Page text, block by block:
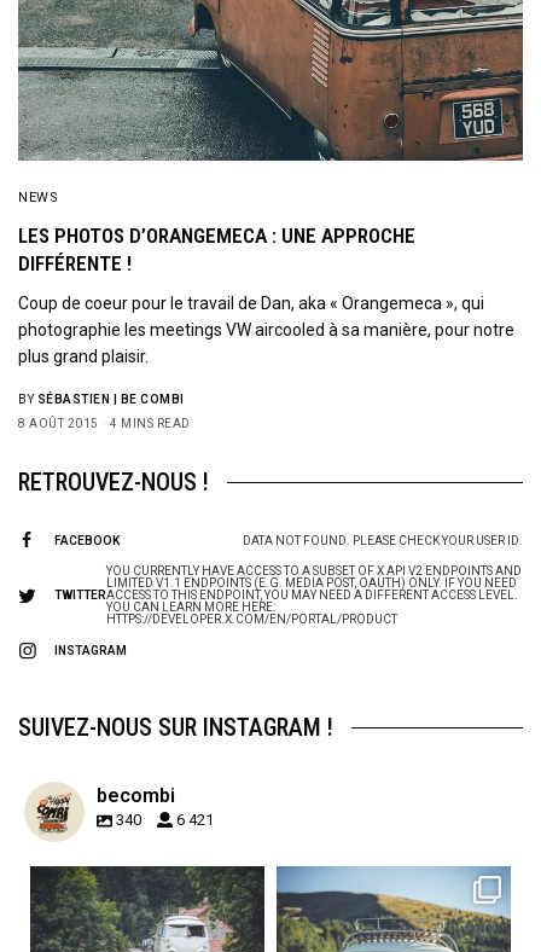
NEWS
LES PHOTOS D’ORANGEMECA : UNE APPROCHE
DIFFÉRENTE !
Coup de coeur pour le travail de Dan, aka « Orangemeca », qui
photographie les meetings VW aircooled à sa manière, pour notre
plus grand plaisir.
BY SÉBASTIEN | BE COMBI
8 AOÛT 2015
4 MINS READ
RETROUVEZ-NOUS !
FACEBOOK DATA NOT FOUND. PLEASE CHECK YOUR USER ID.
TWITTER
YOU CURRENTLY HAVE ACCESS TO A SUBSET OF X API V2 ENDPOINTS AND
LIMITED V1.1 ENDPOINTS (E.G. MEDIA POST, OAUTH) ONLY. IF YOU NEED
ACCESS TO THIS ENDPOINT, YOU MAY NEED A DIFFERENT ACCESS LEVEL.
YOU CAN LEARN MORE HERE:
HTTPS://DEVELOPER.X.COM/EN/PORTAL/PRODUCT
INSTAGRAM
SUIVEZ-NOUS SUR INSTAGRAM !
becombi
340 6 421
becombi